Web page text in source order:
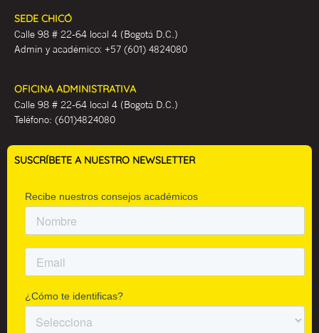
SEDE CHICÓ
Calle 98 # 22-64 local 4 (Bogotá D.C.)
Admin y académico: +57 (601) 4824080
OFICINA ADMINISTRATIVA
Calle 98 # 22-64 local 4 (Bogotá D.C.)
Teléfono: (601)4824080
SUSCRÍBETE A NUESTRO NEWSLETTER